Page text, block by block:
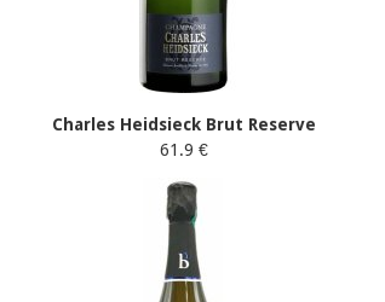
Charles Heidsieck Brut Reserve
61.9 €